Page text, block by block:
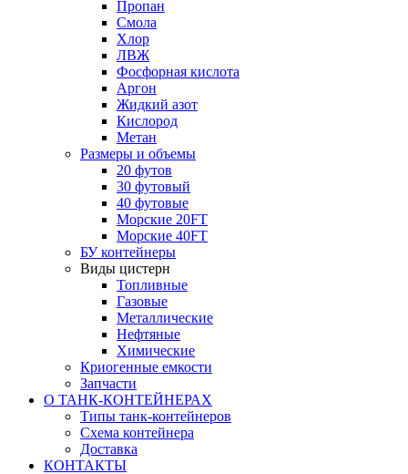
Пропан
Смола
Хлор
ЛВЖ
Фосфорная кислота
Аргон
Жидкий азот
Кислород
Метан
Размеры и объемы
20 футов
30 футовый
40 футовые
Морские 20FT
Морские 40FT
БУ контейнеры
Виды цистерн
Топливные
Газовые
Металлические
Нефтяные
Химические
Криогенные емкости
Запчасти
О ТАНК-КОНТЕЙНЕРАХ
Типы танк-контейнеров
Схема контейнера
Доставка
КОНТАКТЫ